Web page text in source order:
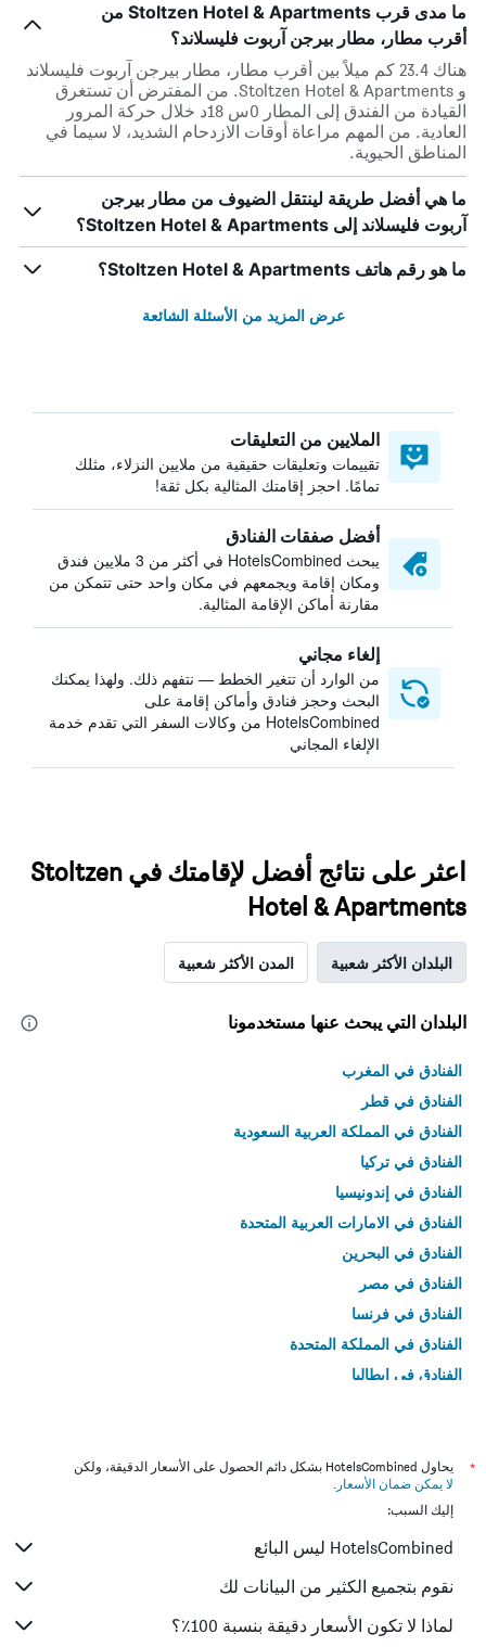
ما مدى قرب Stoltzen Hotel & Apartments من
أقرب مطار، مطار بيرجن آربوت فليسلاند؟
هناك 23.4 كم ميلاً بين أقرب مطار، مطار بيرجن آربوت فليسلاند
و Stoltzen Hotel & Apartments. من المفترض أن تستغرق
القيادة من الفندق إلى المطار 0س 18د خلال حركة المرور
العادية. من المهم مراعاة أوقات الازدحام الشديد، لا سيما في
المناطق الحيوية.
ما هي أفضل طريقة لينتقل الضيوف من مطار بيرجن
آربوت فليسلاند إلى Stoltzen Hotel & Apartments؟
ما هو رقم هاتف Stoltzen Hotel & Apartments؟
عرض المزيد من الأسئلة الشائعة
الملايين من التعليقات
تقييمات وتعليقات حقيقية من ملايين النزلاء، مثلك
تمامًا. احجز إقامتك المثالية بكل ثقة!
أفضل صفقات الفنادق
يبحث HotelsCombined في أكثر من 3 ملايين فندق
ومكان إقامة ويجمعهم في مكان واحد حتى تتمكن من
مقارنة أماكن الإقامة المثالية.
إلغاء مجاني
من الوارد أن تتغير الخطط — نتفهم ذلك. ولهذا يمكنك
البحث وحجز فنادق وأماكن إقامة على
HotelsCombined من وكالات السفر التي تقدم خدمة
الإلغاء المجاني
اعثر على نتائج أفضل لإقامتك في Stoltzen
Hotel & Apartments
البلدان الأكثر شعبية المدن الأكثر شعبية
البلدان التي يبحث عنها مستخدمونا
الفنادق في المغرب
الفنادق في قطر
الفنادق في المملكة العربية السعودية
الفنادق في تركيا
الفنادق في إندونيسيا
الفنادق في الامارات العربية المتحدة
الفنادق في البحرين
الفنادق في مصر
الفنادق في فرنسا
الفنادق في المملكة المتحدة
الفنادق في إيطاليا
*
يحاول HotelsCombined بشكل دائم الحصول على الأسعار الدقيقة، ولكن
لا يمكن ضمان الأسعار .
إليك السبب:
HotelsCombined ليس البائع
نقوم بتجميع الكثير من البيانات لك
لماذا لا تكون الأسعار دقيقة بنسبة 100٪؟